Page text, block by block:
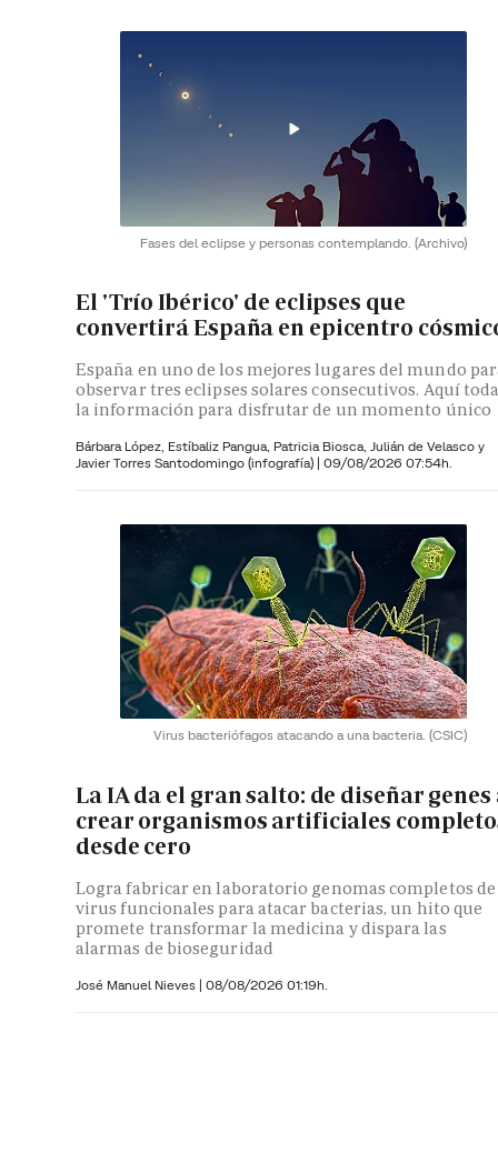
Fases del eclipse y personas contemplando. (Archivo)
El 'Trío Ibérico' de eclipses que
convertirá España en epicentro
España en uno de los mejores lugares del mundo
observar tres eclipses solares consecutivos. Aquí
la información para disfrutar de un momento único
Bárbara López, Estíbaliz Pangua, Patricia Biosca, Julián de Velasco y
Javier Torres Santodomingo (infografía) | 09/08/2026 07:54h.
Virus bacteriófagos atacando a una bacteria. (CSIC)
La IA da el gran salto: de diseñar genes
crear organismos artificiales
desde cero
Logra fabricar en laboratorio genomas completos de
virus funcionales para atacar bacterias, un hito que
promete transformar la medicina y dispara las
alarmas de bioseguridad
José Manuel Nieves | 08/08/2026 01:19h.